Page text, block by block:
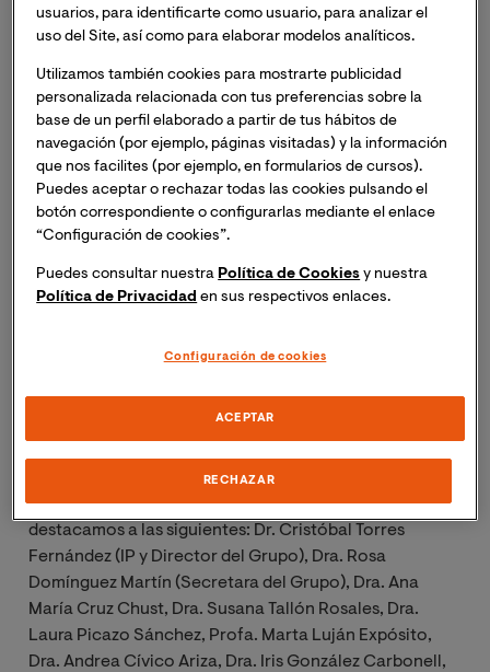
Educación Infantil y en Educación Primaria, docente
del Pregrado en Educación Infantil, de la Maestría
Oficial en Formación del Profesorado de Educación
Secundaria e investigador principal delGrupo
EducAcción (EducA)de la Universidad.
¿Nos puedes hacer una presentación de EducA, el
grupo que lideras?
Nuestro grupo de investigación, denominado Grupo
EducAcción (Educación + Acción) nace con el objeto
para la transformación socioeducativa, (b) la formación
del profesorado y (c) las políticas educativas y la
En cuanto a las personas que integran nuestro grupo
destacamos a las siguientes: Dr. Cristóbal Torres
Fernández (IP y Director del Grupo), Dra. Rosa
Domínguez Martín (Secretara del Grupo), Dra. Ana
María Cruz Chust, Dra. Susana Tallón Rosales, Dra.
Laura Picazo Sánchez, Profa. Marta Luján Expósito,
Dra. Andrea Cívico Ariza, Dra. Iris González Carbonell,
usuarios, para identificarte como usuario, para analizar el
uso del Site, así como para elaborar modelos analíticos.
Utilizamos también cookies para mostrarte publicidad
personalizada relacionada con tus preferencias sobre la
base de un perfil elaborado a partir de tus hábitos de
navegación (por ejemplo, páginas visitadas) y la información
que nos facilites (por ejemplo, en formularios de cursos).
Puedes aceptar o rechazar todas las cookies pulsando el
botón correspondiente o configurarlas mediante el enlace
“Configuración de cookies”.
Puedes consultar nuestra Política de Cookies y nuestra
Política de Privacidad en sus respectivos enlaces.
Configuración de cookies
RECHAZAR
ACEPTAR